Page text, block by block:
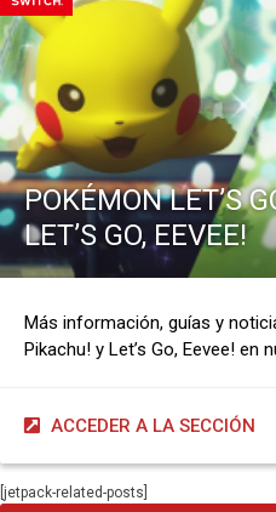
POKÉMON LET’S
LET’S GO, EEVEE!
Más información, guías y
Pikachu! y Let’s Go, Eevee! en
ACCEDER A LA SECCIÓN
[jetpack-related-posts]